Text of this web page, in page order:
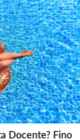
Docente? Fino